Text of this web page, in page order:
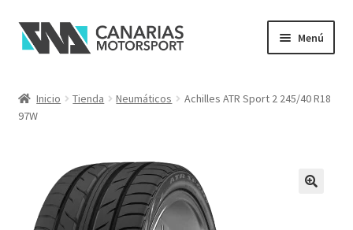
Ir
a
Ir
al
Menú
Inicio Tienda Neumáticos
Achilles ATR Sport 2 245/40 R18
97W